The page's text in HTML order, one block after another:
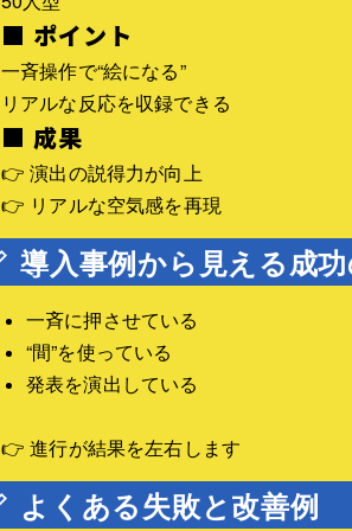
■ ポイント
一斉操作で“絵になる”
リアルな反応を収録できる
■ 成果
👉 演出の説得力が向上
👉 リアルな空気感を再現
導入事例から見える成
一斉に押させている
“間”を使っている
発表を演出している
👉 進行が結果を左右します
よくある失敗と改善例